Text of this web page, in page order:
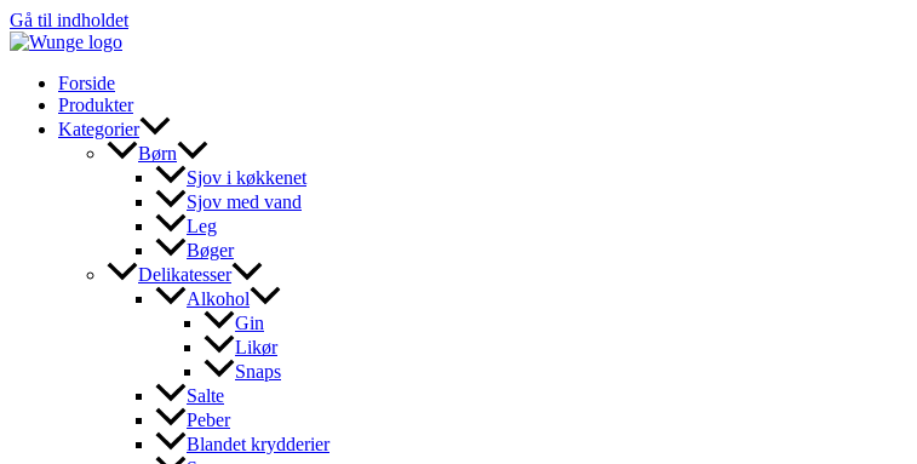
Gå til indholdet
Forside
Produkter
Kategorier
Børn
Sjov i køkkenet
Sjov med vand
Leg
Bøger
Delikatesser
Alkohol
Gin
Likør
Snaps
Salte
Peber
Blandet krydderier